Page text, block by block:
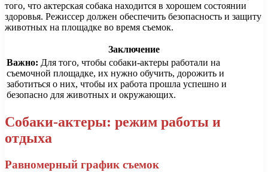
того, что актерская собака находится в хорошем состоянии
здоровья. Режиссер должен обеспечить безопасность и защиту
животных на площадке во время съемок.
Заключение
Важно: Для того, чтобы собаки-актеры работали на
съемочной площадке, их нужно обучить, дорожить и
заботиться о них, чтобы их работа прошла успешно и
безопасно для животных и окружающих.
Собаки-актеры: режим работы и
отдыха
Равномерный график съемок